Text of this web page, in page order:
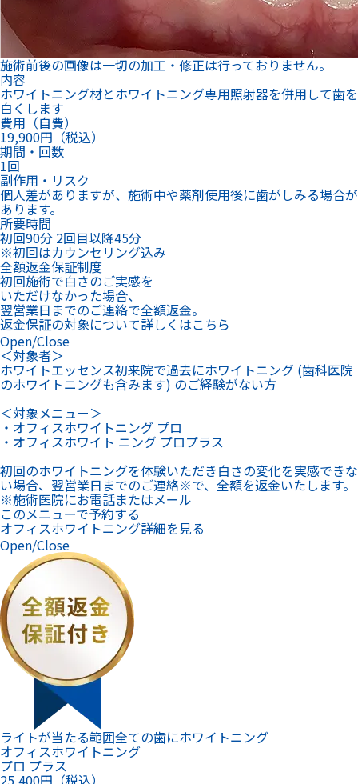
初回90分 2回目以降45分
※初回はカウンセリング込み
全額返金保証制度
初回施術で白さのご実感を
いただけなかった場合、
翌営業日までのご連絡で全額返金。
返金保証の対象について詳しくはこちら
Open/Close
＜対象者＞
ホワイトエッセンス初来院で過去にホワイトニング (歯科医院
のホワイトニングも含みます) のご経験がない方
＜対象メニュー＞
・オフィスホワイトニング プロ
・オフィスホワイト ニング プロプラス
初回のホワイトニングを体験いただき白さの変化を実感できな
い場合、翌営業日までのご連絡※で、全額を返金いたします。
※施術医院にお電話またはメール
このメニューで予約する
オフィスホワイトニング詳細を見る
Open/Close
ライトが当たる範囲全ての歯にホワイトニング
オフィスホワイトニング
プロ プラス
25,400円（税込）
こんな方におすすめ
人から見えるすべての歯を
白くしたい方
照射回数
10分×1回
施術範囲
光があたる全ての歯
シミ止め・仕上げ磨き